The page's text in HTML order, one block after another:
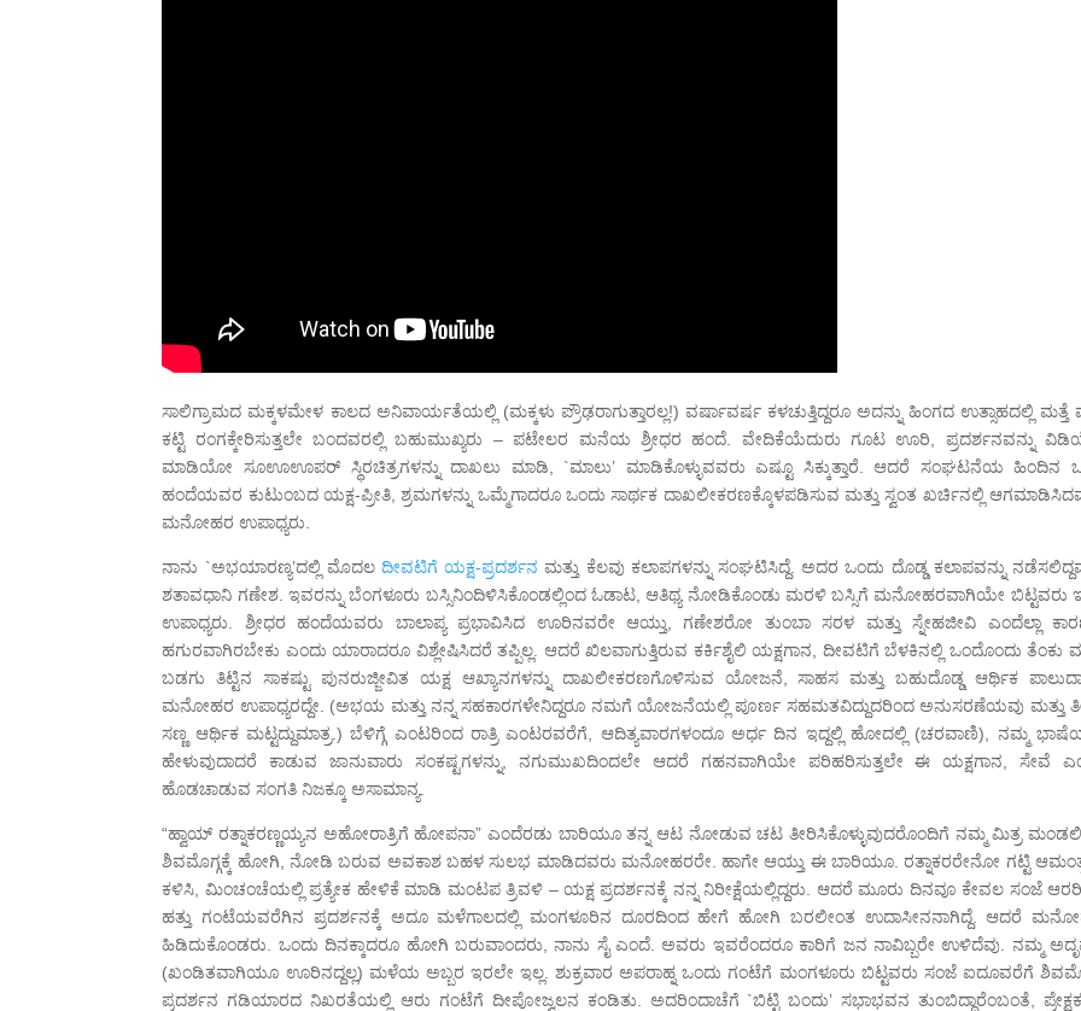
ಸಾಲಿಗ್ರಾಮದ ಮಕ್ಕಳಮೇಳ ಕಾಲದ ಅನಿವಾರ್ಯತೆಯಲ್ಲಿ (ಮಕ್ಕಳು ಪ್ರೌಢರಾಗುತ್ತಾರಲ್ಲ!) ವರ್ಷಾವರ್ಷ ಕಳಚುತ್ತಿದ್ದರೂ ಅದನ್ನು ಹಿಂಗದ ಉತ್ಸಾಹದಲ್ಲಿ ಮತ್ತೆ
ಕಟ್ಟಿ ರಂಗಕ್ಕೇರಿಸುತ್ತಲೇ ಬಂದವರಲ್ಲಿ ಬಹುಮುಖ್ಯರು – ಪಟೇಲರ ಮನೆಯ ಶ್ರೀಧರ ಹಂದೆ. ವೇದಿಕೆಯೆದುರು ಗೂಟ ಊರಿ, ಪ್ರದರ್ಶನವನ್ನು
ಮಾಡಿಯೋ ಸೂಊಊಪರ್ ಸ್ಥಿರಚಿತ್ರಗಳನ್ನು ದಾಖಲು ಮಾಡಿ, `ಮಾಲು’ ಮಾಡಿಕೊಳ್ಳುವವರು ಎಷ್ಟೂ ಸಿಕ್ಕುತ್ತಾರೆ. ಆದರೆ ಸಂಘಟನೆಯ ಹಿಂದಿನ
ಹಂದೆಯವರ ಕುಟುಂಬದ ಯಕ್ಷ-ಪ್ರೀತಿ, ಶ್ರಮಗಳನ್ನು ಒಮ್ಮೆಗಾದರೂ ಒಂದು ಸಾರ್ಥಕ ದಾಖಲೀಕರಣಕ್ಕೊಳಪಡಿಸುವ ಮತ್ತು ಸ್ವಂತ ಖರ್ಚಿನಲ್ಲಿ
ಮನೋಹರ ಉಪಾಧ್ಯರು.
ನಾನು `ಅಭಯಾರಣ್ಯ’ದಲ್ಲಿ ಮೊದಲದೀವಟಿಗೆ ಯಕ್ಷ-ಪ್ರದರ್ಶನ ಮತ್ತು ಕೆಲವು ಕಲಾಪಗಳನ್ನು ಸಂಘಟಿಸಿದ್ದೆ. ಅದರ ಒಂದು ದೊಡ್ಡ ಕಲಾಪವನ್ನು
ಶತಾವಧಾನಿ ಗಣೇಶ. ಇವರನ್ನು ಬೆಂಗಳೂರು ಬಸ್ಸಿನಿಂದಿಳಿಸಿಕೊಂಡಲ್ಲಿಂದ ಓಡಾಟ, ಆತಿಥ್ಯ ನೋಡಿಕೊಂಡು ಮರಳಿ ಬಸ್ಸಿಗೆ ಮನೋಹರವಾಗಿಯೇ ಬಿಟ್ಟವರು
ಉಪಾಧ್ಯರು. ಶ್ರೀಧರ ಹಂದೆಯವರು ಬಾಲಾಪ್ಯ ಪ್ರಭಾವಿಸಿದ ಊರಿನವರೇ ಆಯ್ತು, ಗಣೇಶರೋ ತುಂಬಾ ಸರಳ ಮತ್ತು ಸ್ನೇಹಜೀವಿ ಎಂದೆಲ್ಲಾ
ಹಗುರವಾಗಿರಬೇಕು ಎಂದು ಯಾರಾದರೂ ವಿಶ್ಲೇಷಿಸಿದರೆ ತಪ್ಪಿಲ್ಲ. ಆದರೆ ಖಿಲವಾಗುತ್ತಿರುವ ಕರ್ಕಿಶೈಲಿ ಯಕ್ಷಗಾನ, ದೀವಟಿಗೆ ಬೆಳಕಿನಲ್ಲಿ ಒಂದೊಂದು ತೆಂಕು
ಬಡಗು ತಿಟ್ಟಿನ ಸಾಕಷ್ಟು ಪುನರುಜ್ಜೀವಿತ ಯಕ್ಷ ಆಖ್ಯಾನಗಳನ್ನು ದಾಖಲೀಕರಣಗೊಳಿಸುವ ಯೋಜನೆ, ಸಾಹಸ ಮತ್ತು ಬಹುದೊಡ್ಡ ಆರ್ಥಿಕ
ಮನೋಹರ ಉಪಾಧ್ಯರದ್ದೇ. (ಅಭಯ ಮತ್ತು ನನ್ನ ಸಹಕಾರಗಳೇನಿದ್ದರೂ ನಮಗೆ ಯೋಜನೆಯಲ್ಲಿ ಪೂರ್ಣ ಸಹಮತವಿದ್ದುದರಿಂದ ಅನುಸರಣೆಯವು ಮತ್ತು
ಸಣ್ಣ ಆರ್ಥಿಕ ಮಟ್ಟದ್ದುಮಾತ್ರ.) ಬೆಳಿಗ್ಗೆ ಎಂಟರಿಂದ ರಾತ್ರಿ ಎಂಟರವರೆಗೆ, ಆದಿತ್ಯವಾರಗಳಂದೂ ಅರ್ಧ ದಿನ ಇದ್ದಲ್ಲಿ ಹೋದಲ್ಲಿ (ಚರವಾಣಿ), ನಮ್ಮ
ಹೇಳುವುದಾದರೆ ಕಾಡುವ ಜಾನುವಾರು ಸಂಕಷ್ಟಗಳನ್ನು, ನಗುಮುಖದಿಂದಲೇ ಆದರೆ ಗಹನವಾಗಿಯೇ ಪರಿಹರಿಸುತ್ತಲೇ ಈ ಯಕ್ಷಗಾನ, ಸೇವೆ
ಹೊಡಚಾಡುವ ಸಂಗತಿ ನಿಜಕ್ಕೂ ಅಸಾಮಾನ್ಯ.
“ಹ್ವಾಯ್ ರತ್ನಾಕರಣ್ಣಯ್ಯನ ಅಹೋರಾತ್ರಿಗೆ ಹೋಪನಾ” ಎಂದೆರಡು ಬಾರಿಯೂ ತನ್ನ ಆಟ ನೋಡುವ ಚಟ ತೀರಿಸಿಕೊಳ್ಳುವುದರೊಂದಿಗೆ ನಮ್ಮ ಮಿತ್ರ
ಶಿವಮೊಗ್ಗಕ್ಕೆ ಹೋಗಿ, ನೋಡಿ ಬರುವ ಅವಕಾಶ ಬಹಳ ಸುಲಭ ಮಾಡಿದವರು ಮನೋಹರರೇ. ಹಾಗೇ ಆಯ್ತು ಈ ಬಾರಿಯೂ. ರತ್ನಾಕರರೇನೋ ಗಟ್ಟಿ
ಕಳಿಸಿ, ಮಿಂಚಂಚೆಯಲ್ಲಿ ಪ್ರತ್ಯೇಕ ಹೇಳಿಕೆ ಮಾಡಿ ಮಂಟಪ ತ್ರಿವಳಿ – ಯಕ್ಷ ಪ್ರದರ್ಶನಕ್ಕೆ ನನ್ನ ನಿರೀಕ್ಷೆಯಲ್ಲಿದ್ದರು. ಆದರೆ ಮೂರು ದಿನವೂ ಕೇವಲ ಸಂಜೆ
ಹತ್ತು ಗಂಟೆಯವರೆಗಿನ ಪ್ರದರ್ಶನಕ್ಕೆ ಅದೂ ಮಳೆಗಾಲದಲ್ಲಿ ಮಂಗಳೂರಿನ ದೂರದಿಂದ ಹೇಗೆ ಹೋಗಿ ಬರಲೀಂತ ಉದಾಸೀನನಾಗಿದ್ದೆ. ಆದರೆ
ಹಿಡಿದುಕೊಂಡರು. ಒಂದು ದಿನಕ್ಕಾದರೂ ಹೋಗಿ ಬರುವಾಂದರು, ನಾನು ಸೈ ಎಂದೆ. ಅವರು ಇವರೆಂದರೂ ಕಾರಿಗೆ ಜನ ನಾವಿಬ್ಬರೇ ಉಳಿದೆವು. ನಮ್ಮ
(ಖಂಡಿತವಾಗಿಯೂ ಊರಿನದ್ದಲ್ಲ) ಮಳೆಯ ಅಬ್ಬರ ಇರಲೇ ಇಲ್ಲ. ಶುಕ್ರವಾರ ಅಪರಾಹ್ನ ಒಂದು ಗಂಟೆಗೆ ಮಂಗಳೂರು ಬಿಟ್ಟವರು ಸಂಜೆ ಐದೂವರೆಗೆ
ಪ್ರದರ್ಶನ ಗಡಿಯಾರದ ನಿಖರತೆಯಲ್ಲಿ ಆರು ಗಂಟೆಗೆ ದೀಪೋಜ್ವಲನ ಕಂಡಿತು. ಅದರಿಂದಾಚೆಗೆ `ಬಿಟ್ಟಿ ಬಂದು’ ಸಭಾಭವನ ತುಂಬಿದ್ದಾರೆಂಬಂತೆ,